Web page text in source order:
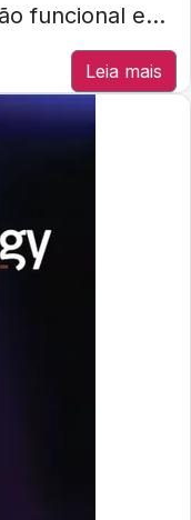
funcional e...
Leia mais